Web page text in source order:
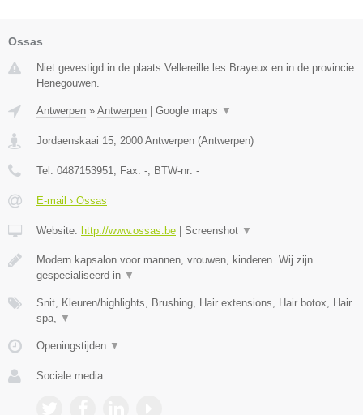
Ossas
Niet gevestigd in de plaats Vellereille les Brayeux en in de provincie
Henegouwen.
Antwerpen » Antwerpen | Google maps ▼
Jordaenskaai 15 2000 Antwerpen (Antwerpen)
Tel: 0487153951 , Fax: - , BTW-nr: -
E-mail › Ossas
Website: http://www.ossas.be | Screenshot ▼
Modern kapsalon voor mannen, vrouwen, kinderen. Wij zijn
gespecialiseerd in ▼
Snit, Kleuren/highlights, Brushing, Hair extensions, Hair botox, Hair
spa,
▼
Openingstijden ▼
Sociale media: